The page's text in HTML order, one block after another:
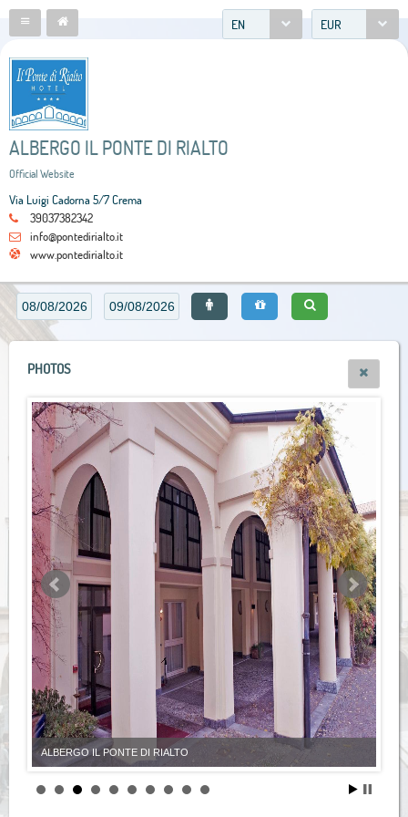
EN EUR
ALBERGO IL PONTE DI RIALTO
Official Website
Via Luigi Cadorna 5/7 Crema
39037382342
info@pontedirialto.it
www.pontedirialto.it
PHOTOS
ALBERGO IL PONTE DI RIALTO